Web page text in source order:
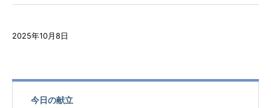
2025年10月8日
今日の献立